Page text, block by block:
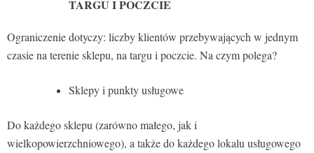
TARGU I POCZCIE
Ograniczenie dotyczy: liczby klientów przebywających w jednym
czasie na terenie sklepu, na targu i poczcie. Na czym polega?
Sklepy i punkty usługowe
Do każdego sklepu (zarówno małego, jak i
wielkopowierzchniowego), a także do każdego lokalu usługowego